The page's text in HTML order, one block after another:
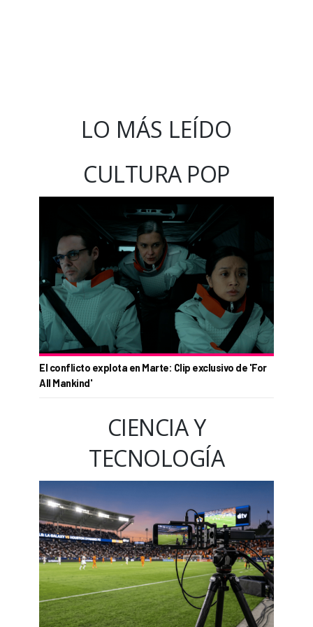
LO MÁS LEÍDO
CULTURA POP
El conflicto explota en Marte: Clip exclusivo de 'For
All Mankind'
CIENCIA Y
TECNOLOGÍA